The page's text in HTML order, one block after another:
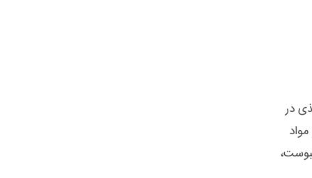
در
آب از یبوست،